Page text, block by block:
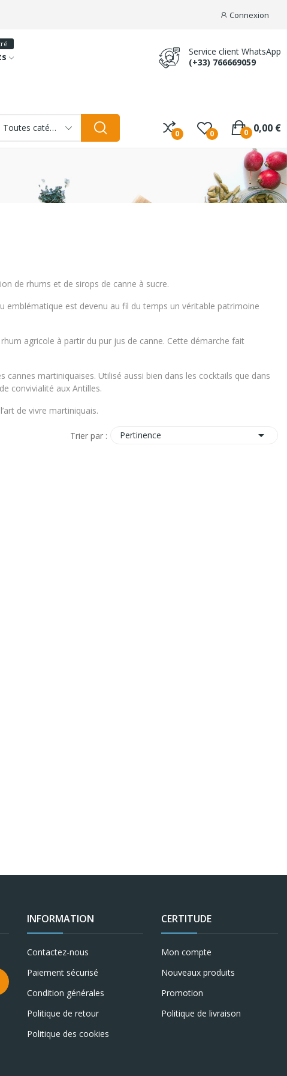
Connexion
Service client WhatsApp
(+33) 766669059
Toutes catégories 0 0 0,00 €
0
de rhums et de sirops de canne à sucre.
emblématique est devenu au fil du temps un véritable patrimoine
agricole à partir du pur jus de canne. Cette démarche fait
martiniquaises. Utilisé aussi bien dans les cocktails que dans
convivialité aux Antilles.
de vivre martiniquais.
Trier par : Pertinence 
INFORMATION
Contactez-nous
Paiement sécurisé
Condition générales
Politique de retour
Politique des cookies
CERTITUDE
Mon compte
Nouveaux produits
Promotion
Politique de livraison